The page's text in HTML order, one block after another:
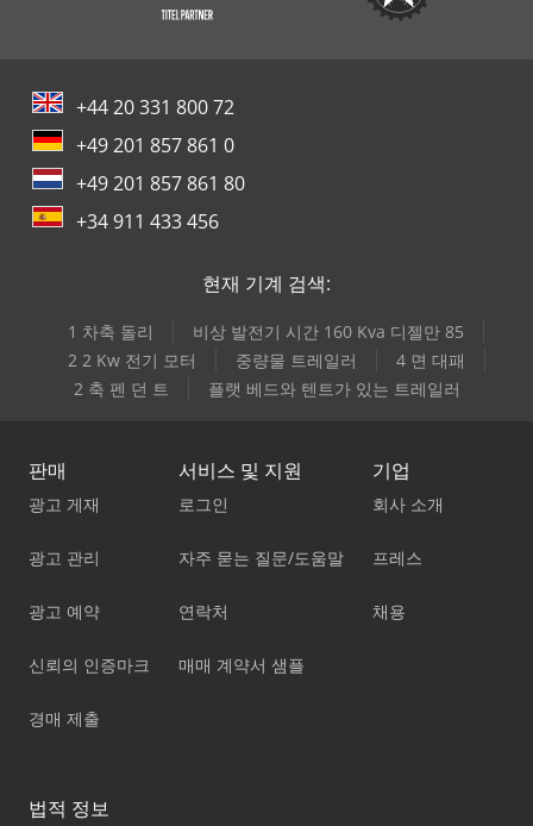
+44 20 331 800 72
+49 201 857 861 0
+49 201 857 861 80
+34 911 433 456
현재 기계 검색:
1 차축 돌리
비상 발전기 시간 160 Kva 디젤만 85
2 2 Kw 전기 모터
중량물 트레일러
4 면 대패
2 축 펜 던 트
플랫 베드와 텐트가 있는 트레일러
판매
광고 게재
광고 관리
광고 예약
신뢰의 인증마크
경매 제출
서비스 및 지원
로그인
자주 묻는 질문/도움말
연락처
매매 계약서 샘플
기업
회사 소개
프레스
채용
법적 정보